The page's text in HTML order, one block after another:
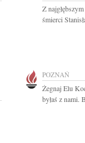
Z
śmierci
POZNAŃ
Żegnaj Elu
byłaś z nami.